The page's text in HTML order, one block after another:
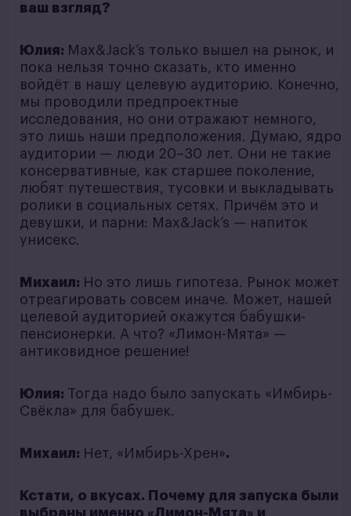
ваш взгляд?
Юлия: Max&Jack’s только вышел на рынок, и
пока нельзя точно сказать, кто именно
войдёт в нашу целевую аудиторию. Конечно,
мы проводили предпроектные
исследования, но они отражают немного,
это лишь наши предположения. Думаю, ядро
аудитории — люди 20–30 лет. Они не такие
консервативные, как старшее поколение,
любят путешествия, тусовки и выкладывать
ролики в социальных сетях. Причём это и
девушки, и парни: Max&Jack’s — напиток
унисекс.
Михаил: Но это лишь гипотеза. Рынок может
отреагировать совсем иначе. Может, нашей
целевой аудиторией окажутся бабушки-
пенсионерки. А что? «Лимон-Мята» —
антиковидное решение!
Юлия:
Тогда надо было запускать «Имбирь-
Свёкла» для бабушек.
Михаил: Нет, «Имбирь-Хрен».
Кстати, о вкусах. Почему для запуска были